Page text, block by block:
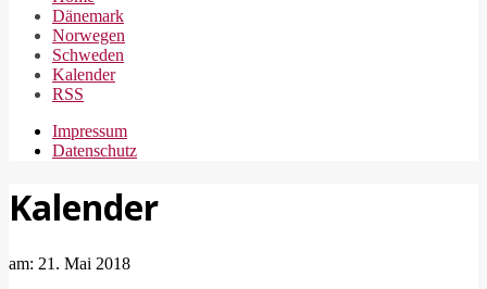
Dänemark
Norwegen
Schweden
Kalender
RSS
Impressum
Datenschutz
Kalender
am: 21. Mai 2018